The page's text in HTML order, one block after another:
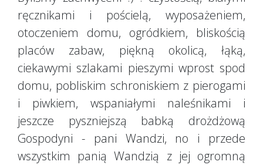
ręcznikami i pościelą, wyposażeniem,
otoczeniem domu, ogródkiem, bliskością
placów zabaw, piękną okolicą, łąką,
ciekawymi szlakami pieszymi wprost spod
domu, pobliskim schroniskiem z pierogami
i piwkiem, wspaniałymi naleśnikami i
jeszcze pyszniejszą babką drożdżową
Gospodyni - pani Wandzi, no i przede
wszystkim panią Wandzią z jej ogromną